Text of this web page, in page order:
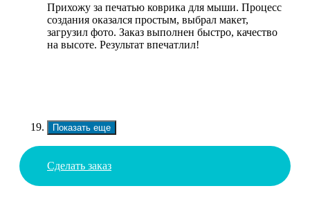
Прихожу за печатью коврика для мыши. Процесс
создания оказался простым, выбрал макет,
загрузил фото. Заказ выполнен быстро, качество
на высоте. Результат впечатлил!
Показать еще
Сделать заказ